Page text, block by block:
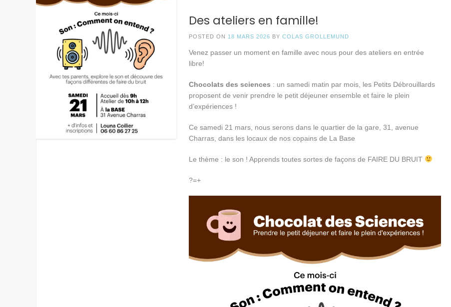
Des ateliers en famille!
POSTED ON 18 MARS 2026 BYCOLAS GROLLEMUND
Venez passer un moment en famille avec nous pour des ateliers en entrée
libre!
Chocolats des sciences : un samedi matin par mois, les Petits Débrouillards
proposent de venir prendre le petit déjeuner ensemble et faire le plein
d’expériences !
Ce samedi 21 mars, nous serons dans le quartier de la gare, 31, avenue
Charras, dans les locaux de nos copains de La Base
Le thème : le son ! Apprends toutes sortes de façons de FAIRE DU BRUIT
?=+